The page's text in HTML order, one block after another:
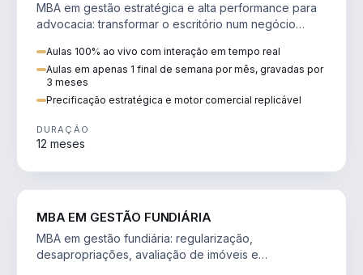
MBA em gestão estratégica e alta performance para
advocacia: transformar o escritório num negócio
Aulas 100% ao vivo com interação em tempo real
Aulas em apenas 1 final de semana por mês, gravadas por
3 meses
Precificação estratégica e motor comercial replicável
DURAÇÃO
12 meses
MBA EM GESTÃO FUNDIÁRIA
MBA em gestão fundiária: regularização,
desapropriações, avaliação de imóveis e